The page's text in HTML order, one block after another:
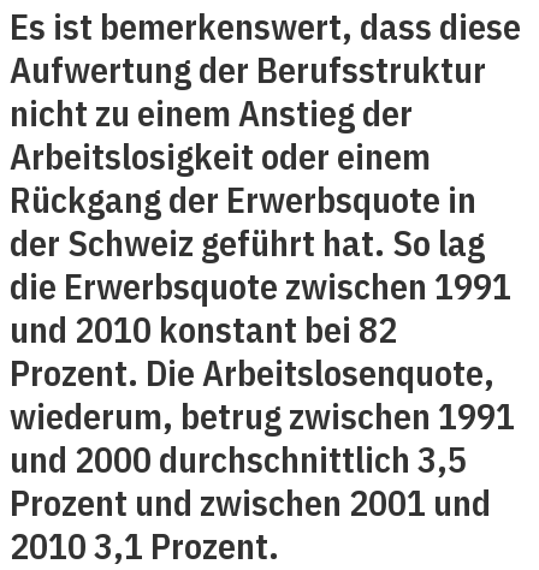
Es ist bemerkenswert, dass diese
Aufwertung der Berufsstruktur
nicht zu einem Anstieg der
Arbeitslosigkeit oder einem
Rückgang der Erwerbsquote in
der Schweiz geführt hat. So lag
die Erwerbsquote zwischen 1991
und 2010 konstant bei 82
Prozent. Die Arbeitslosenquote,
wiederum, betrug zwischen 1991
und 2000 durchschnittlich 3,5
Prozent und zwischen 2001 und
2010 3,1 Prozent.